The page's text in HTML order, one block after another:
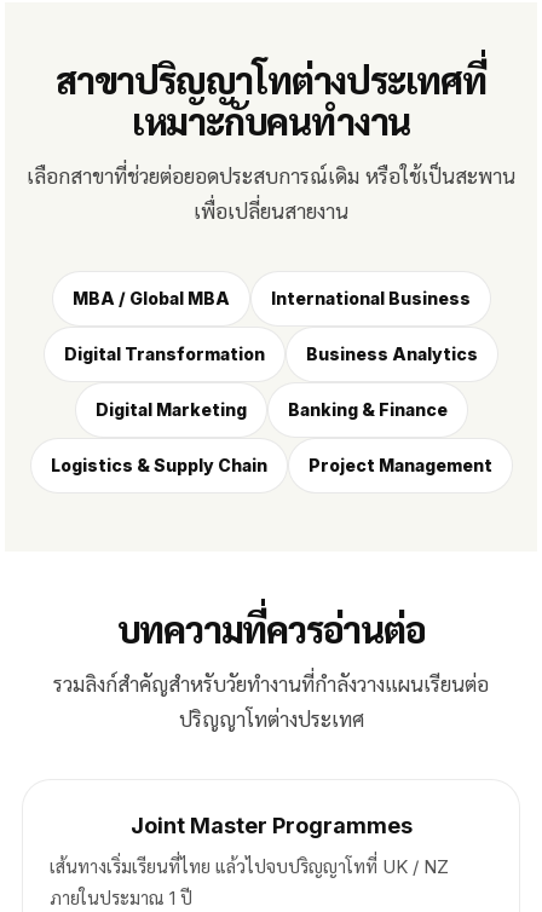
สาขาปริญญาโทต่างประเทศที่
เหมาะกับคนทำงาน
เลือกสาขาที่ช่วยต่อยอดประสบการณ์เดิม หรือใช้เป็นสะพาน
เพื่อเปลี่ยนสายงาน
MBA / Global MBA International Business
Digital Transformation Business Analytics
Digital Marketing Banking & Finance
Logistics & Supply Chain Project Management
บทความที่ควรอ่านต่อ
รวมลิงก์สำคัญสำหรับวัยทำงานที่กำลังวางแผนเรียนต่อ
ปริญญาโทต่างประเทศ
Joint Master Programmes
เส้นทางเริ่มเรียนที่ไทย แล้วไปจบปริญญาโทที่ UK / NZ
ภายในประมาณ 1 ปี